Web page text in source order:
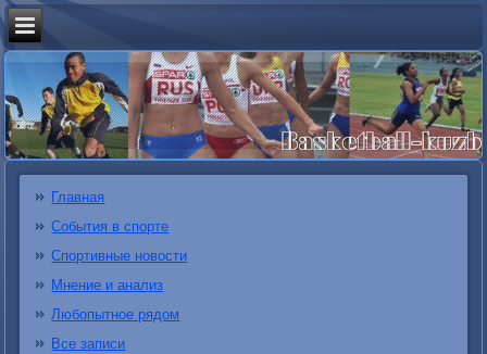
Главная
События в спорте
Спортивные новости
Мнение и анализ
Любопытное рядом
Все записи